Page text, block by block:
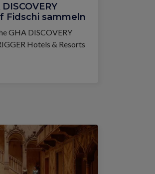
Fi­d­schi sammeln
GHA DISCOVERY
Hotels & Resorts